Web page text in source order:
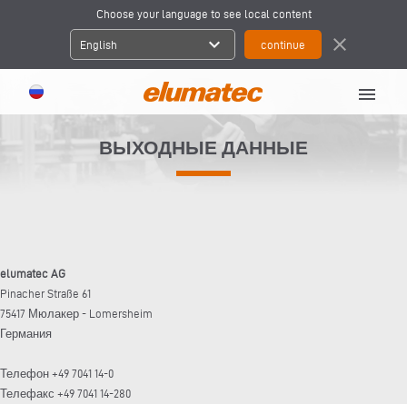
Choose your language to see local content
English expand_more close
menu
ВЫХОДНЫЕ ДАННЫЕ
elumatec AG
Pinacher Straße 61
75417 Мюлакер - Lomersheim
Германия
Телефон +49 7041 14-0
Телефакс +49 7041 14-280